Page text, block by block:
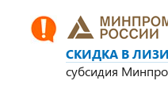
СКИДКА В
субсидия